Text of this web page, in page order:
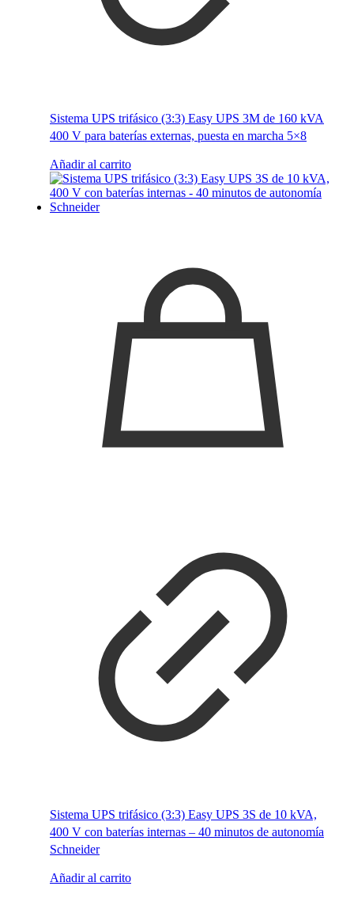
Sistema UPS trifásico (3:3) Easy UPS 3M de 160 kVA
400 V para baterías externas, puesta en marcha 5×8
Añadir al carrito
Sistema UPS trifásico (3:3) Easy UPS 3S de 10 kVA,
400 V con baterías internas – 40 minutos de autonomía
Schneider
Añadir al carrito